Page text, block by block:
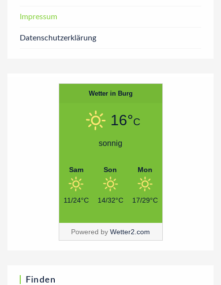
Impressum
Datenschutzerklärung
Wetter in Burg
16°C
sonnig
Sam
11/24°C
Son
14/32°C
Mon
17/29°C
Powered by Wetter2.com
Finden